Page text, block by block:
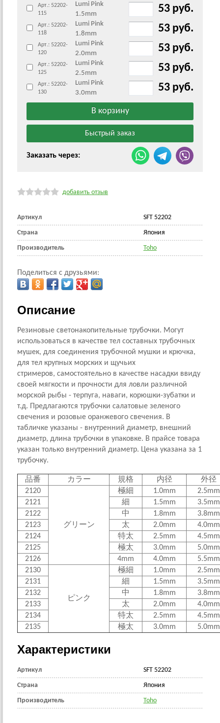
Арт.: 52202-
115
Lumi Pink
1.5mm
53 руб.
Арт.: 52202-
118
Lumi Pink
1.8mm
53 руб.
Арт.: 52202-
120
Lumi Pink
2.0mm
53 руб.
Арт.: 52202-
125
Lumi Pink
2.5mm
53 руб.
Арт.: 52202-
130
Lumi Pink
3.0mm
53 руб.
Заказать через:
добавить отзыв
Артикул SFT 52202
Страна Япония
Производитель Toho
Поделиться с друзьями:
Описание
Резиновые светонакопительные трубочки. Могут
использоваться в качестве тел составных трубочных
мушек, для соединения трубочной мушки и крючка,
для тел крупных морских и щучьих
стримеров, самостоятельно в качестве насадки ввиду
своей мягкости и прочности для ловли различной
морской рыбы - терпуга, наваги, корюшки-зубатки и
т.д. Предлагаются трубочки салатовые зеленого
свечения и розовые оранжевого свечения. В
табличке указаны - внутренний диаметр, внешний
диаметр, длина трубочки в упаковке. В прайсе товара
указан только внутренний диаметр. Цена указана за 1
трубочку.
品番 カラー 規格 内径
外径
2120
グリーン
極細 1.0mm
2.5mm
2121
細 1.5mm
3.5mm
2122
中 1.8mm
3.8mm
2123
太 2.0mm
4.0mm
2124
特太 2.5mm
4.5mm
2125
極太 3.0mm
5.0mm
2126
4mm 4.0mm
5.5mm
2130
ピンク
極細 1.0mm
2.5mm
2131
細 1.5mm
3.5mm
2132
中 1.8mm
3.8mm
2133
太 2.0mm
4.0mm
2134
特太 2.5mm
4.5mm
2135
極太 3.0mm 5.0mm
Характеристики
Артикул SFT 52202
Страна Япония
Производитель Toho